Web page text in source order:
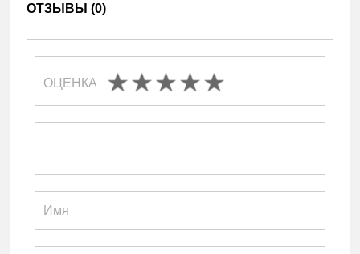
ОТЗЫВЫ (0)
ОЦЕНКА